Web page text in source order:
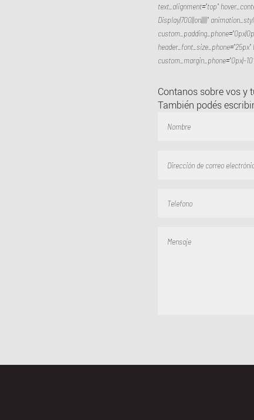
text_alignment="top"
Display|700||on|||||"
custom_margin_phone="0px|-
Contanos sobre vos y
También podés